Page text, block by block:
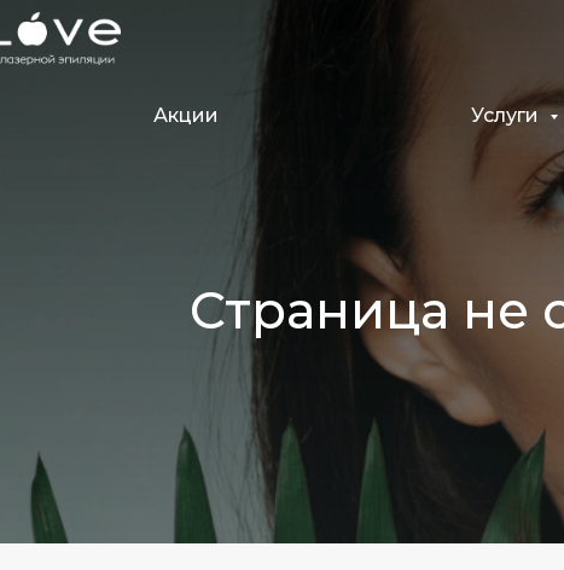
Акции Услуги
Страница не